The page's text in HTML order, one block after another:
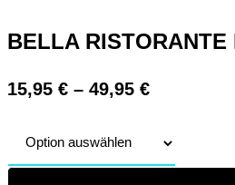
BELLA
15,95 € – 49,95 €